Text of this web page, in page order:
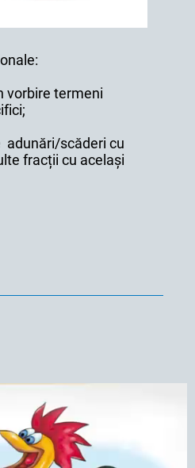
vorbire termeni
adunări/scăderi cu
fracții cu același